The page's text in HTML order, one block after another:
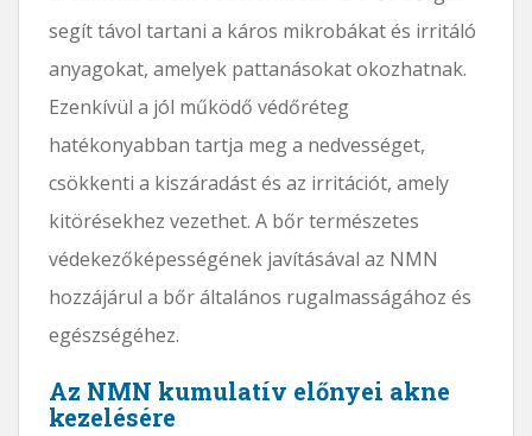
segít távol tartani a káros mikrobákat és irritáló
anyagokat, amelyek pattanásokat okozhatnak.
Ezenkívül a jól működő védőréteg
hatékonyabban tartja meg a nedvességet,
csökkenti a kiszáradást és az irritációt, amely
kitörésekhez vezethet. A bőr természetes
védekezőképességének javításával az NMN
hozzájárul a bőr általános rugalmasságához és
egészségéhez.
Az NMN kumulatív előnyei akne
kezelésére